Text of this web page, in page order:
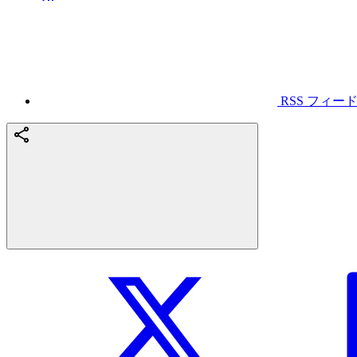
RSS フィード